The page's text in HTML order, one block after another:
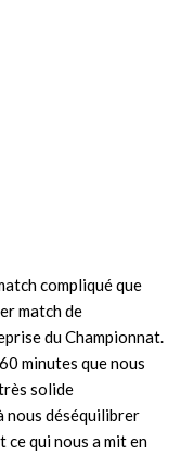
compliqué que
match de
du Championnat.
minutes que nous
solide
nous déséquilibrer
ce qui nous a mit en